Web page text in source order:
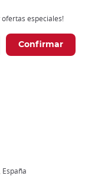
especiales!